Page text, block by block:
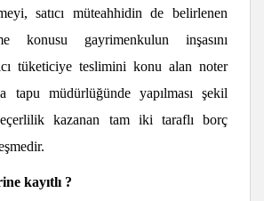
satıcı müteahhidin de belirlenen
konusu gayrimenkulun inşasını
tüketiciye teslimini konu alan noter
tapu müdürlüğünde yapılması şekil
kazanan tam iki taraflı borç
kayıtlı ?